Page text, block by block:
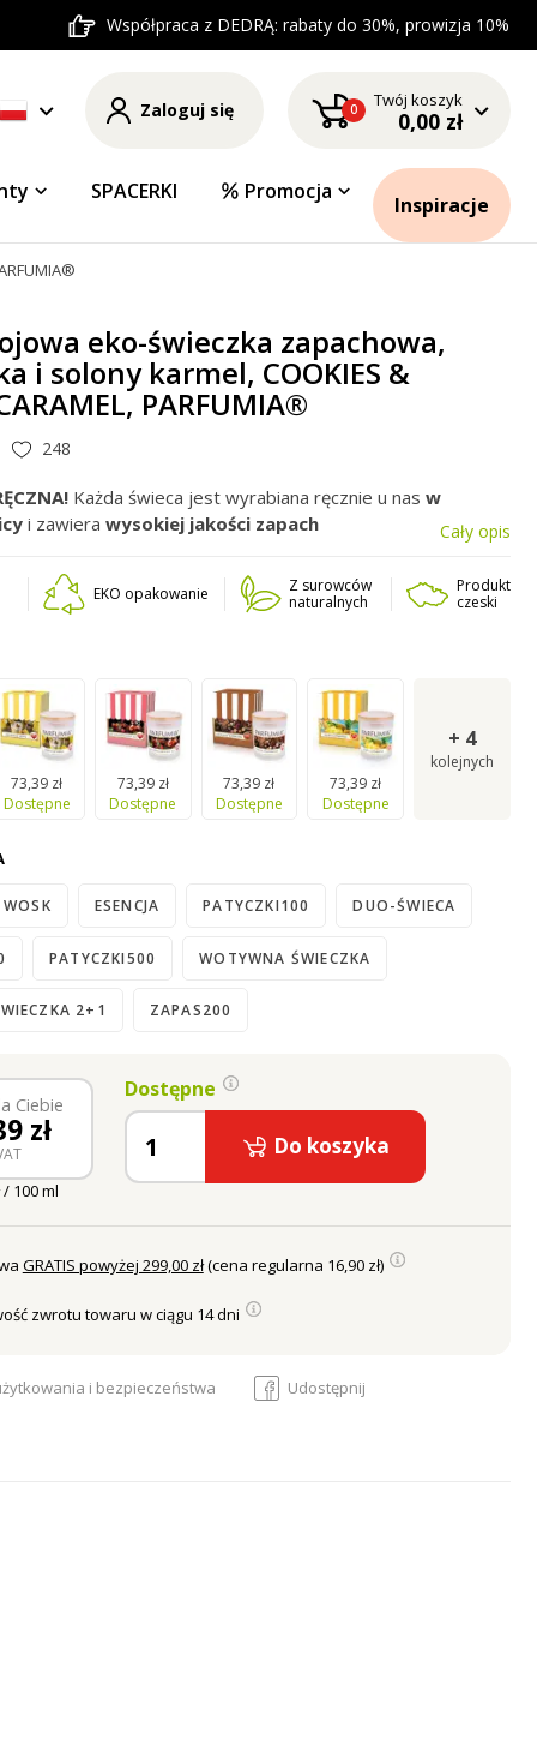
Współpraca z DEDRĄ: rabaty do 30%, prowizja 10%
Zaloguj się 0 Twój koszyk
0,00 zł
SPACERKI Promocja
Inspiracje
eko-świeczka zapachowa,
i solony karmel, COOKIES &
PARFUMIA®
248
Każda świeca jest wyrabiana ręcznie u nas w
i zawiera wysokiej jakości zapach
kartonu.
Cały opis
EKO opakowanie
Z surowców
naturalnych
Produkt
czeski
73,39 zł
Dostępne
73,39 zł
Dostępne
73,39 zł
Dostępne
73,39 zł
Dostępne
+ 4
kolejnych
WOSK ESENCJA PATYCZKI100 DUO-ŚWIECA
PATYCZKI500 WOTYWNA ŚWIECZKA
2+1 ZAPAS200
Ciebie
zł
/ 100 ml
Dostępne
Do koszyka
GRATIS powyżej 299,00 zł(cena regularna 16,90 zł)
zwrotu towaru w ciągu 14 dni
i bezpieczeństwa Udostępnij